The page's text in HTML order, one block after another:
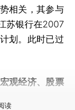
相关，其参与
苏银行在2007
划。此时已过
观经济、股票
读